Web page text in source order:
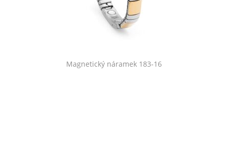
Magnetický náramek 183-16